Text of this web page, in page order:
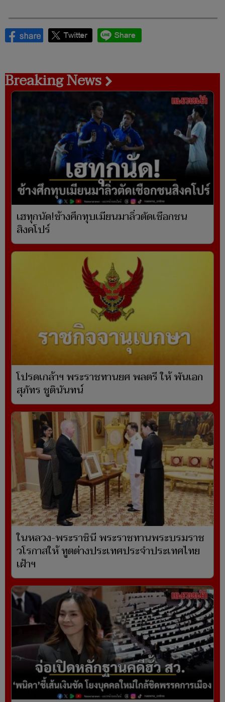
Breaking News
เฮทุกนัด!ช้างศึกทุบเมียนมาลิ่วตัดเชือกชน
สิงคโปร์
โปรดเกล้าฯ พระราชทานยศ พลตรี ให้ พันเอก
สุภัทร ชูตินันทน์
ในหลวง-พระราชินี พระราชทานพระบรมราช
วโรกาสให้ ทูตต่างประเทศประจำประเทศไทย
เฝ้าฯ